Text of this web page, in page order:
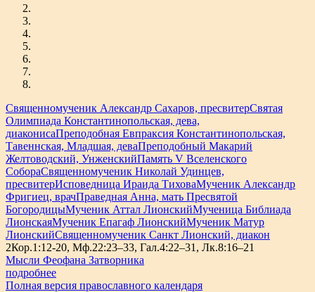
Священномученик Александр Сахаров, пресвитерСвятая
Олимпиада Константинопольская, дева,
диаконисаПреподобная Евпраксия Константинопольская,
Тавеннская, Младшая, деваПреподобный Макарий
Желтоводский, УнженскийПамять V Вселенского
СобораСвященномученик Николай Удинцев,
пресвитерИсповедница Ираида ТиховаМученик Александр
Фригиец, врачПраведная Анна, мать Пресвятой
БогородицыМученик Аттал ЛионскийМученица Библиада
ЛионскаяМученик Епагаф ЛионскийМученик Матур
ЛионскийСвященномученик Санкт Лионский, диакон
2Кор.1:12-20, Мф.22:23–33, Гал.4:22–31, Лк.8:16–21
Мысли Феофана Затворника
подробнее
Полная версия православного календаря